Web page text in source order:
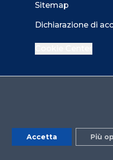
Sitemap
Dichiarazione di
YouTube X
Accetta Più